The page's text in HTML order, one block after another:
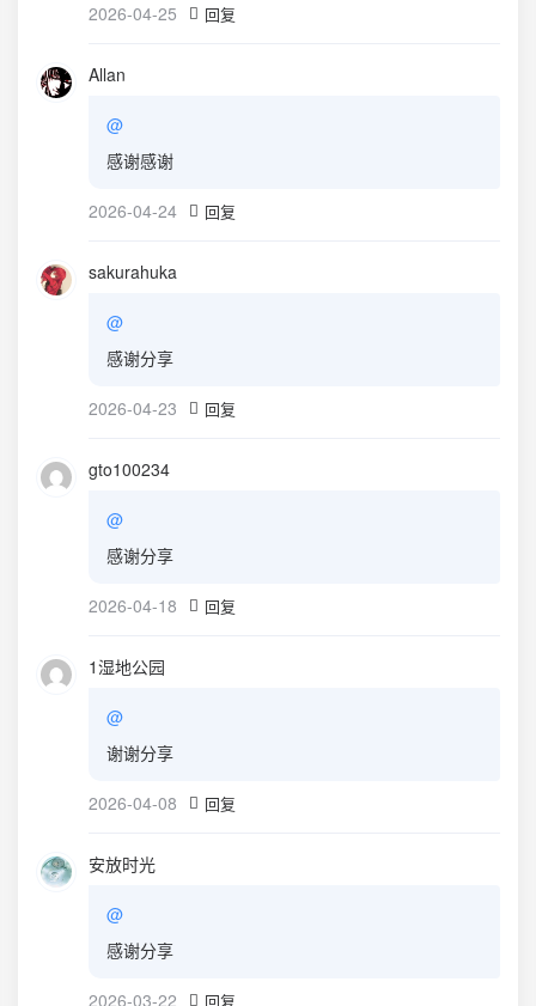
2026-04-25 回复
Allan
@
感谢感谢
2026-04-24 回复
sakurahuka
@
感谢分享
2026-04-23 回复
gto100234
@
感谢分享
2026-04-18 回复
1湿地公园
@
谢谢分享
2026-04-08 回复
安放时光
@
感谢分享
2026-03-22 回复